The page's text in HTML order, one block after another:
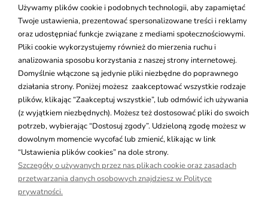
Pomoc
Moje konto
Płatności i dostawa
NALEŻYMY DO GRUPY PSB
WSZELKIE PRAWA ZASTRZEŻONE
Używamy plików cookie i podobnych technologii, aby zapamiętać
Twoje ustawienia, prezentować spersonalizowane treści i reklamy
oraz udostępniać funkcje związane z mediami społecznościowymi.
Pliki cookie wykorzystujemy również do mierzenia ruchu i
analizowania sposobu korzystania z naszej strony internetowej.
Domyślnie włączone są jedynie pliki niezbędne do poprawnego
działania strony. Poniżej możesz zaakceptować wszystkie rodzaje
plików, klikając “Zaakceptuj wszystkie”, lub odmówić ich używania
(z wyjątkiem niezbędnych). Możesz też dostosować pliki do swoich
potrzeb, wybierając “Dostosuj zgody”. Udzieloną zgodę możesz w
dowolnym momencie wycofać lub zmienić, klikając w link
“Ustawienia plików cookies” na dole strony.
Szczegóły o używanych przez nas plikach cookie oraz zasadach
przetwarzania danych osobowych znajdziesz w Polityce
prywatności.